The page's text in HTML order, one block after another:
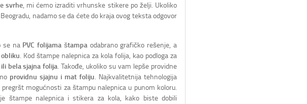
svrhe, mi ćemo izraditi vrhunske stikere po želji. Ukoliko
nadamo se da ćete do kraja ovog teksta odgovor
se na PVC folijama štampaodabrano grafičko rešenje, a
. Kod štampe nalepnica za kola folija, kao podloga za
bela sjajna folija. Takođe, ukoliko su vam lepše providne
providnu sjajnu i mat foliju. Najkvalitetnija tehnologija
mogućnosti za štampu nalepnica u punom koloru.
štampe nalepnica i stikera za kola, kako biste dobili